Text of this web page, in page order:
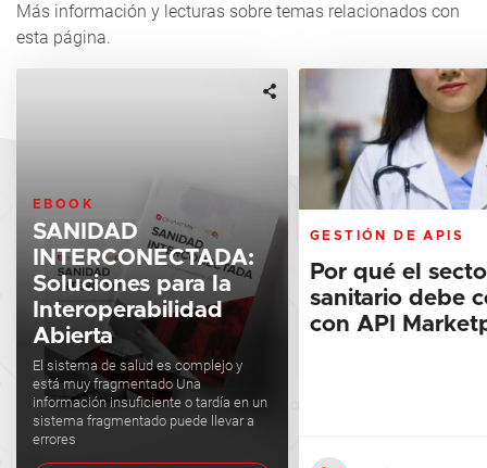
Más información y lecturas sobre temas relacionados con
esta página.
EBOOK
SANIDAD
INTERCONECTADA:
Soluciones para la
Interoperabilidad
Abierta
El sistema de salud es complejo y
está muy fragmentado Una
información insuficiente o tardía en un
sistema fragmentado puede llevar a
errores
GESTIÓN DE APIS
Por qué el
sanitario debe
con API